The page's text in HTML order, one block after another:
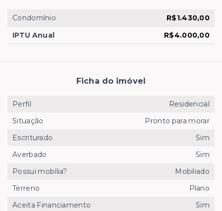
Condomínio
R$1.430,00
IPTU Anual
R$4.000,00
Ficha do imóvel
Perfil
Residencial
Situação
Pronto para morar
Escriturado
Sim
Averbado
Sim
Possui mobília?
Mobiliado
Terreno
Plano
Aceita Financiamento
Sim